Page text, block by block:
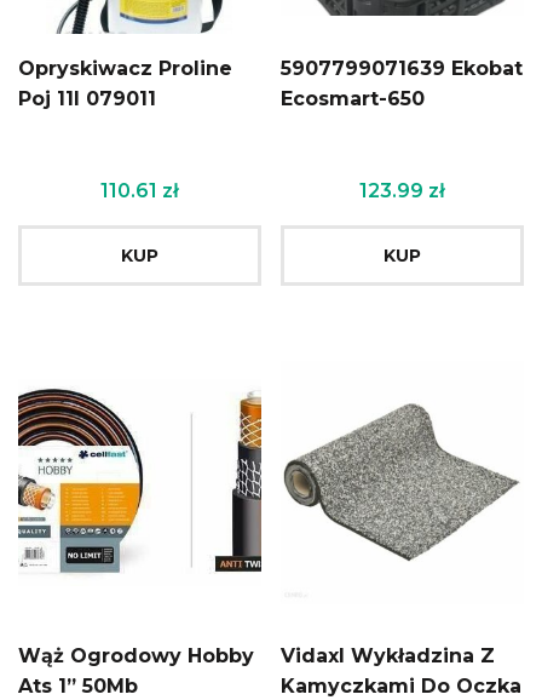
Opryskiwacz Proline
Poj 11l 079011
110.61 zł
KUP
5907799071639 Ekobat
Ecosmart-650
123.99 zł
KUP
Wąż Ogrodowy Hobby
Ats 1” 50Mb
Vidaxl Wykładzina Z
Kamyczkami Do Oczka